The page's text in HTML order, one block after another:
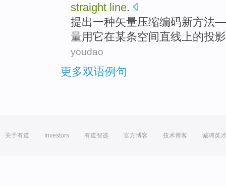
straight line.
提出一种矢量压缩编码新方法—
量用它在某条空间直线 上的投影
youdao
更多双语例句
关于有道 Investors 有道智选 官方博客 技术博客 诚聘英才